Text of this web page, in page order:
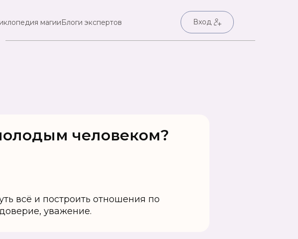
магииБлоги экспертов Вход
человеком?
всё и построить отношения по
уважение.